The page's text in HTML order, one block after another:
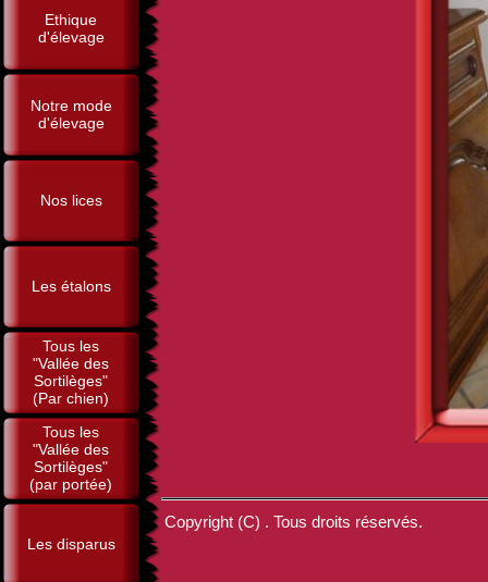
Ethique
d'élevage
Notre mode
d'élevage
Nos lices
Les étalons
Tous les
"Vallée des
Sortilèges"
(Par chien)
Tous les
"Vallée des
Sortilèges"
(par portée)
Les disparus
Copyright (C) . Tous droits réservés.